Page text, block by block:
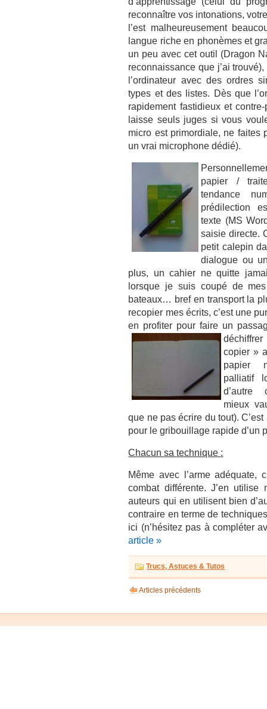
reconnaître vos intonations,
l’est malheureusement
langue riche en phonèmes et
un peu avec cet outil (Dragon
reconnaissance que j’ai
l’ordinateur avec des ordres
types et des listes. Dès que
rapidement fastidieux et
laisse seuls juges si vous
micro est primordiale, ne faites
un vrai microphone dédié).
papier /
tendance
prédilection
texte (MS
saisie directe.
petit calepin
dialogue ou
plus, un cahier ne quitte
lorsque je suis coupé de
bateaux… bref en transport la
recopier mes écrits, c’est une
en profiter pour faire un
copier »
papier
palliatif
d’autre
mieux
que ne pas écrire du tout).
pour le gribouillage rapide d’un
Chacun sa technique :
Même avec l’arme adéquate,
combat différente. J’en utilise
auteurs qui en utilisent bien
contraire en terme de
ici (n’hésitez pas à compléter
article »
Trucs, Astuces & Tutos
Articles précédents